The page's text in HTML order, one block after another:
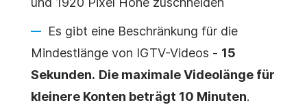
Es gibt eine Beschränkung für die
Mindestlänge von IGTV-Videos - 15
Sekunden. Die maximaleVideolänge für
kleinere Konten beträgt 10 Minuten.